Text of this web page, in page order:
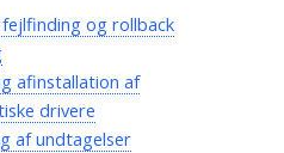
og rollback
afinstallation af
drivere
af undtagelser